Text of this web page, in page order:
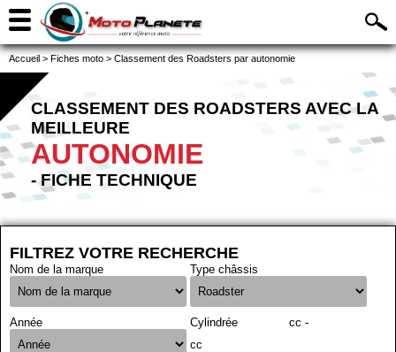
Accueil > Fiches moto > Classement des Roadsters par autonomie
CLASSEMENT DES ROADSTERS AVEC LA
MEILLEURE
AUTONOMIE
- FICHE TECHNIQUE
FILTREZ VOTRE RECHERCHE
Nom de la marque Type châssis
Année Cylindrée
cc -
cc